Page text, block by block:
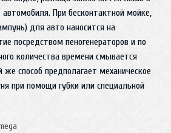
При бесконтактной мойке,
для авто наносится на
посредством пеногенераторов и по
количества времени смывается
способ предполагает механическое
при помощи губки или специальной